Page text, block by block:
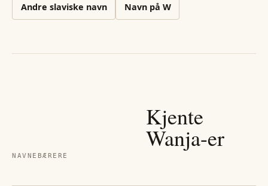
Andre slaviske navn Navn på W
NAVNEBÆRERE
Kjente
Wanja-er